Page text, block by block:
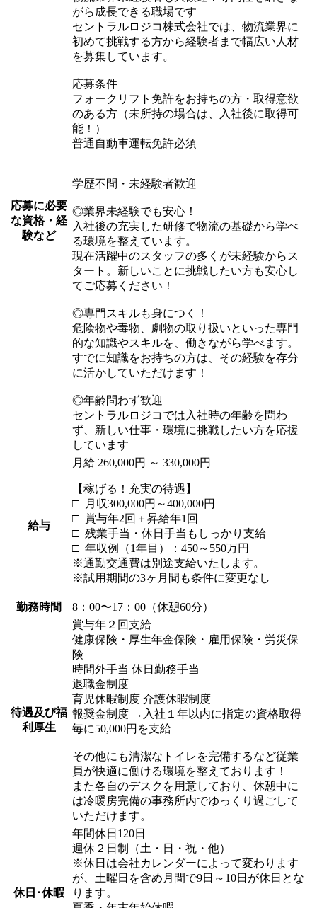
応募に必要
な資格・経
験など
がら成長できる職場です
セントラルロジコ株式会社では、物流業界に
初めて挑戦する方から経験者まで幅広い人材
を募集しています。
応募条件
フォークリフト免許をお持ちの方・取得意欲
のある方（未所持の場合は、入社後に取得可
能！）
普通自動車運転免許必須
学歴不問・未経験者歓迎
◎業界未経験でも安心！
入社後の充実した研修で物流の基礎から学べ
る環境を整えています。
現在活躍中のスタッフの多くが未経験からス
タート。新しいことに挑戦したい方も安心し
てご応募ください！
◎専門スキルも身につく！
危険物や毒物、劇物の取り扱いといった専門
的な知識やスキルを、働きながら学べます。
すでに知識をお持ちの方は、その経験を存分
に活かしていただけます！
◎年齢問わず歓迎
セントラルロジコでは入社時の年齢を問わ
ず、新しい仕事・環境に挑戦したい方を応援
しています
給与
月給 260,000円 ～ 330,000円
【稼げる！充実の待遇】
□ 月収300,000円～400,000円
□ 賞与年2回＋昇給年1回
□ 残業手当・休日手当もしっかり支給
□ 年収例（1年目）：450～550万円
※通勤交通費は別途支給いたします。
※試用期間の3ヶ月間も条件に変更なし
勤務時間 8：00〜17：00（休憩60分）
待遇及び福
利厚生
賞与年２回支給
健康保険・厚生年金保険・雇用保険・労災保
険
時間外手当 休日勤務手当
退職金制度
育児休暇制度 介護休暇制度
報奨金制度 →入社１年以内に指定の資格取得
毎に50,000円を支給
その他にも清潔なトイレを完備するなど従業
員が快適に働ける環境を整えております！
また各自のデスクを用意しており、休憩中に
は冷暖房完備の事務所内でゆっくり過ごして
いただけます。
休日･休暇
年間休日120日
週休２日制（土・日・祝・他）
※休日は会社カレンダーによって変わります
が、土曜日を含め月間で9日～10日が休日とな
ります。